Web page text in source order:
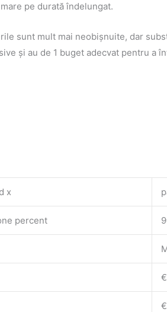
pe durată îndelungat.
sunt mult mai neobișnuite, dar
și au de 1 buget adecvat pentru a
x
percent